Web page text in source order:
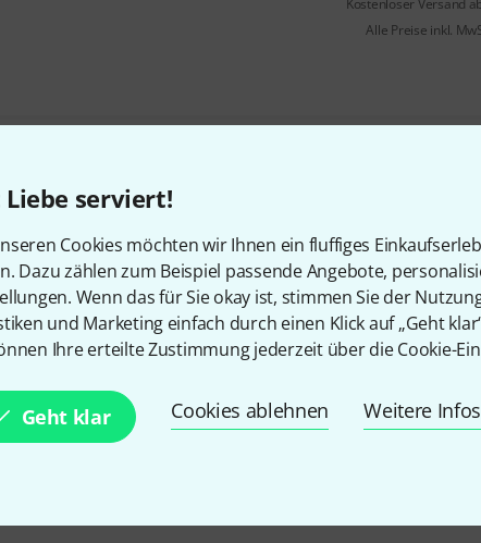
serviert!
Cookies möchten wir Ihnen ein fluffiges
Dazu zählen zum Beispiel passende Angebote,
Wenn das für Sie okay ist, stimmen Sie der
und Marketing einfach durch einen Klick auf „Geht
Ihre erteilte Zustimmung jederzeit über die Cookie-
Geht klar Cookies ablehnen Weitere Infos
Kostenloser Versand
Alle Preise inkl.
Teilen Hilfe & Feedback
gewinne mit etwas Glück
E-Mail-Adresse*
Mit Klick auf „Jetzt anmelden“
Nutzungsverhaltens zu. Die